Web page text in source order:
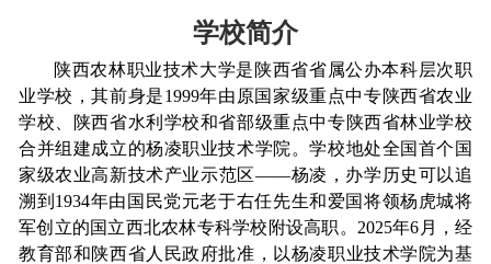
学校简介
陕西农林职业技术大学是陕西省省属公办本科层次职
业学校，其前身是1999年由原国家级重点中专陕西省农业
学校、陕西省水利学校和省部级重点中专陕西省林业学校
合并组建成立的杨凌职业技术学院。学校地处全国首个国
家级农业高新技术产业示范区——杨凌，办学历史可以追
溯到1934年由国民党元老于右任先生和爱国将领杨虎城将
军创立的国立西北农林专科学校附设高职。2025年6月，经
教育部和陕西省人民政府批准，以杨凌职业技术学院为基